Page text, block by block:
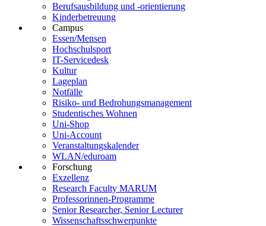
Berufsausbildung und -orientierung
Kinderbetreuung
Campus
Essen/Mensen
Hochschulsport
IT-Servicedesk
Kultur
Lageplan
Notfälle
Risiko- und Bedrohungsmanagement
Studentisches Wohnen
Uni-Shop
Uni-Account
Veranstaltungskalender
WLAN/eduroam
Forschung
Exzellenz
Research Faculty MARUM
Professorinnen-Programme
Senior Researcher, Senior Lecturer
Wissenschaftsschwerpunkte